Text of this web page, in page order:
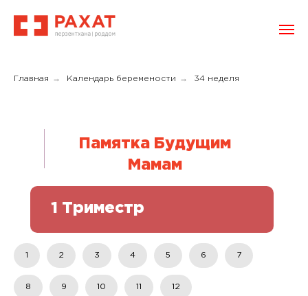
Главная → Календарь беремености → 34 неделя
Памятка Будущим
Мамам
1 Триместр
1 2 3 4 5 6 7
8 9 10 11 12